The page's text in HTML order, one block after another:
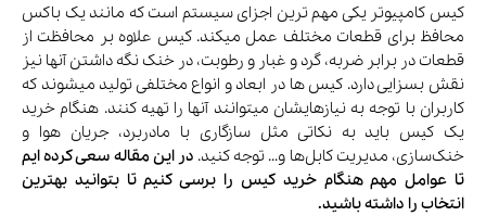
کیس کامپیوتر یکی مهم ترین اجزای سیستم است که مانند یک باکس
محافظ برای قطعات مختلف عمل میکند. کیس علاوه بر محافظت از
قطعات در برابر ضربه، گرد و غبار و رطوبت، در خنک نگه داشتن آنها نیز
نقش بسزایی دارد. کیس ها در ابعاد و انواع مختلفی تولید میشوند که
کاربران با توجه به نیازهایشان میتوانند آنها را تهیه کنند. هنگام خرید
یک کیس باید به نکاتی مثل سازگاری با مادربرد، جریان هوا و
خنک‌سازی، مدیریت کابل‌ها و… توجه کنید. در این مقاله سعی کرده ایم
تا عوامل مهم هنگام خرید کیس را برسی کنیم تا بتوانید بهترین
انتخاب را داشته باشید.